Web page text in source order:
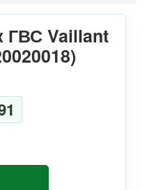
ГВС Vaillant